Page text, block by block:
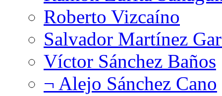
Roberto Vizcaíno
Salvador Martínez
Víctor Sánchez Baños
¬ Alejo Sánchez Cano